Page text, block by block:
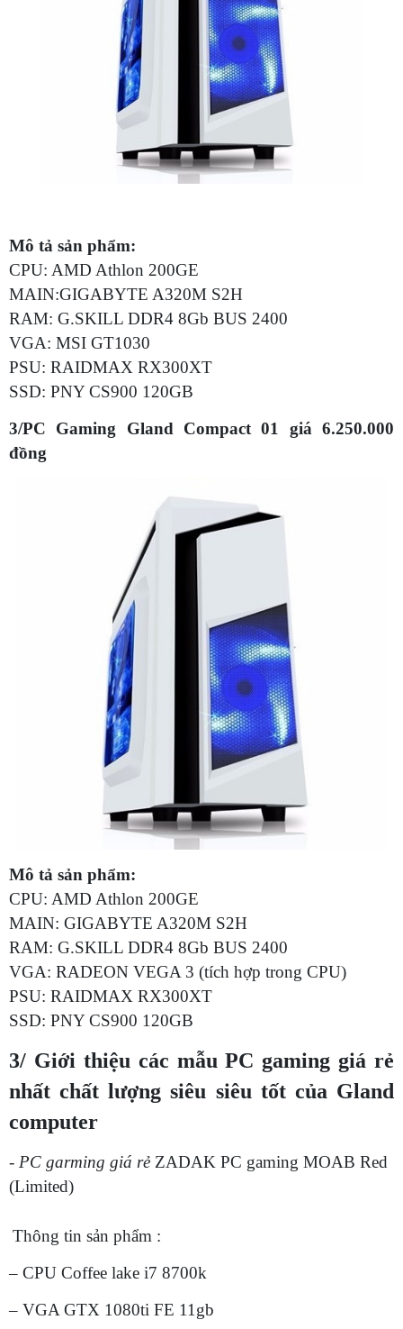
Mô tả sản phẩm:
CPU: AMD Athlon 200GE
MAIN:GIGABYTE A320M S2H
RAM: G.SKILL DDR4 8Gb BUS 2400
VGA: MSI GT1030
PSU: RAIDMAX RX300XT
SSD: PNY CS900 120GB
3/PC Gaming Gland Compact 01 giá 6.250.000
đồng
Mô tả sản phẩm:
CPU: AMD Athlon 200GE
MAIN: GIGABYTE A320M S2H
RAM: G.SKILL DDR4 8Gb BUS 2400
VGA: RADEON VEGA 3 (tích hợp trong CPU)
PSU: RAIDMAX RX300XT
SSD: PNY CS900 120GB
3/ Giới thiệu các mẫu PC gaming giá rẻ
nhất chất lượng siêu siêu tốt của Gland
computer
- PC garming giá rẻ ZADAK PC gaming MOAB Red
(Limited)
Thông tin sản phẩm :
– CPU Coffee lake i7 8700k
– VGA GTX 1080ti FE 11gb